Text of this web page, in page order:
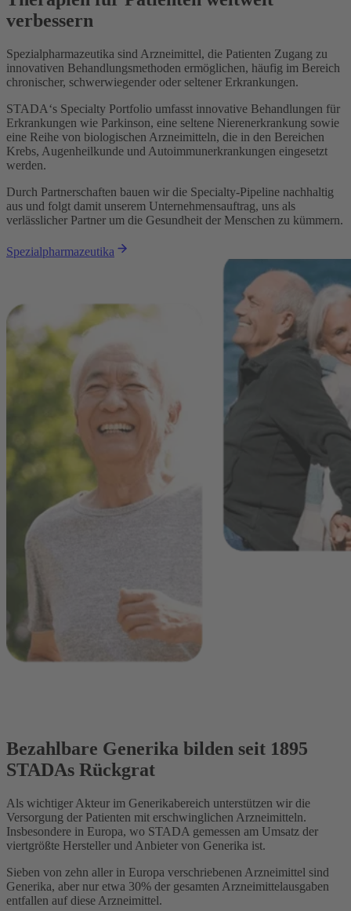
verbessern
Spezialpharmazeutika sind Arzneimittel, die Patienten Zugang zu
innovativen Behandlungsmethoden ermöglichen, häufig im Bereich
chronischer, schwerwiegender oder seltener Erkrankungen.
STADA‘s Specialty Portfolio umfasst innovative Behandlungen für
Erkrankungen wie Parkinson, eine seltene Nierenerkrankung sowie
eine Reihe von biologischen Arzneimitteln, die in den Bereichen
Krebs, Augenheilkunde und Autoimmunerkrankungen eingesetzt
werden.
Durch Partnerschaften bauen wir die Specialty-Pipeline nachhaltig
aus und folgt damit unserem Unternehmensauftrag, uns als
verlässlicher Partner um die Gesundheit der Menschen zu kümmern.
Spezialpharmazeutika
Bezahlbare Generika bilden seit 1895
STADAs Rückgrat
Als wichtiger Akteur im Generikabereich unterstützen wir die
Versorgung der Patienten mit erschwinglichen Arzneimitteln.
Insbesondere in Europa, wo STADA gemessen am Umsatz der
viertgrößte Hersteller und Anbieter von Generika ist.
Sieben von zehn aller in Europa verschriebenen Arzneimittel sind
Generika, aber nur etwa 30% der gesamten Arzneimittelausgaben
entfallen auf diese Arzneimittel.